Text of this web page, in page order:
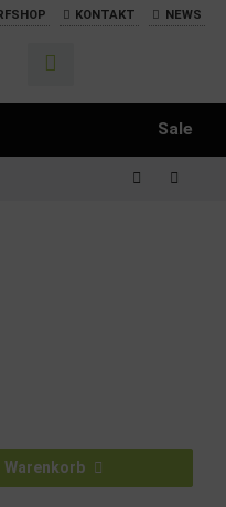
KONTAKT NEWS
Sale
Warenkorb